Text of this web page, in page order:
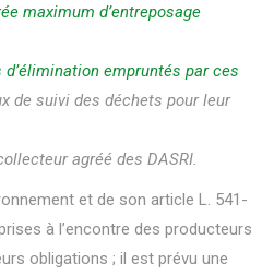
maximum d’entreposage
empruntés par ces
de suivi des déchets pour leur
agréé des DASRI.
et de son article L. 541-
à l’encontre des producteurs
obligations ; il est prévu une